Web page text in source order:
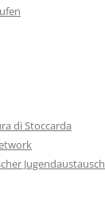
di Stoccarda
Jugendaustausch